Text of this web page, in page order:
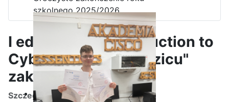
szkolnego 2025/2026
I edycja kursu Intoduction to
Cybersecurity "Staszicu"
zakończona!
Szczegóły